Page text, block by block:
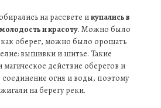
на рассвете икупались в
и красоту. Можно было
как оберег, можно было орошать
вышивки и шитье. Такие
действие оберегов и
соединение огня и воды, поэтому
на берегу реки.